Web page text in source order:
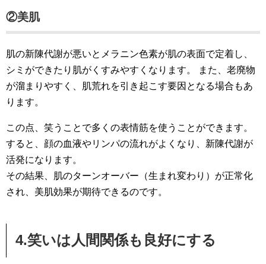
②美肌
肌の新陳代謝が悪いとメラニン色素が肌の表面で定着し、
シミができたり肌がくすみやすくなります。 また、老廃物
が溜まりやすく、肌荒れを引き起こす要因となる場合もあ
ります。
この点、笑うことで多くの表情筋を使うことができます。
すると、顔の血液やリンパの流れがよくなり、新陳代謝が
活発になります。
その結果、肌のターンオーバー（生まれ変わり）が正常化
され、美肌効果が期待できるのです。
4.笑いは人間関係も良好にする